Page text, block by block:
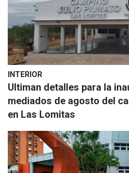
INTERIOR
Ultiman detalles para la
mediados de agosto del
en Las Lomitas